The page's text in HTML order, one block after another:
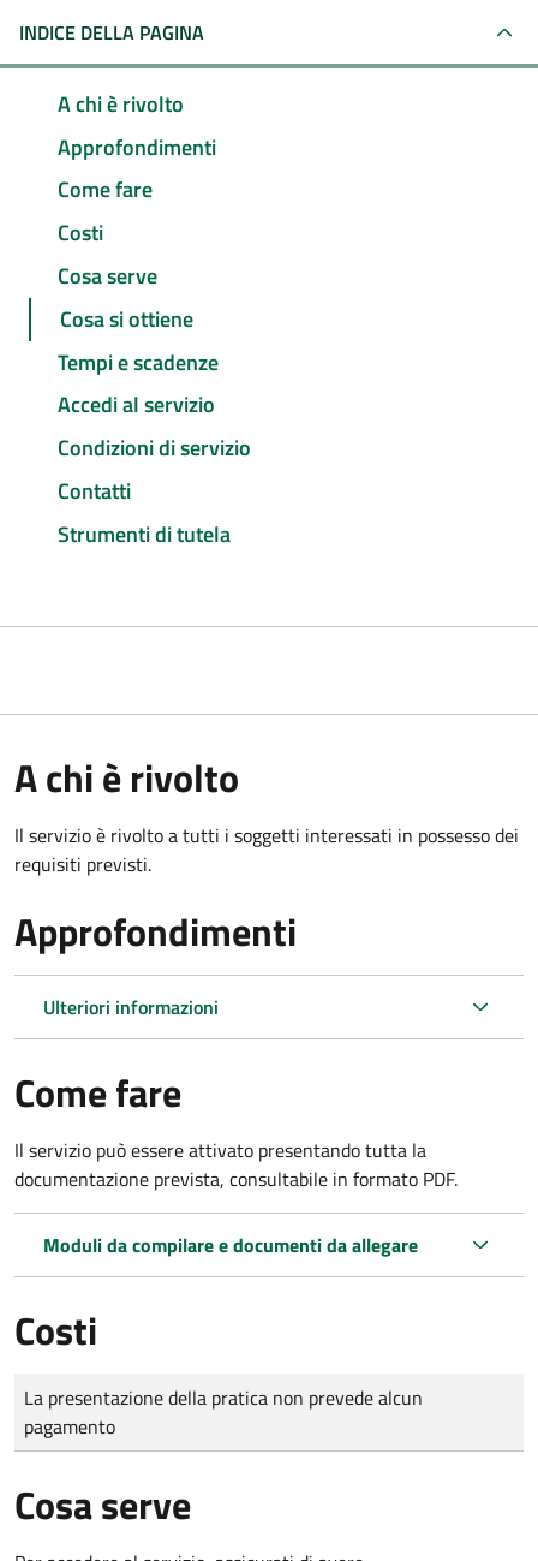
INDICE DELLA PAGINA
A chi è rivolto
Approfondimenti
Come fare
Costi
Cosa serve
Cosa si ottiene
Tempi e scadenze
Accedi al servizio
Condizioni di servizio
Contatti
Strumenti di tutela
A chi è rivolto
Il servizio è rivolto a tutti i soggetti interessati in possesso dei
requisiti previsti.
Approfondimenti
Ulteriori informazioni
Come fare
Il servizio può essere attivato presentando tutta la
documentazione prevista, consultabile in formato PDF.
Moduli da compilare e documenti da allegare
Costi
Tipo di pagamento
Importo
La presentazione della pratica non prevede alcun
pagamento
Cosa serve